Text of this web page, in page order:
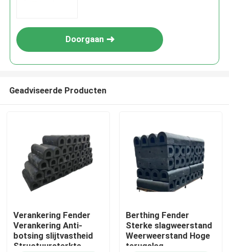
Thuis
Producten
Doorgaan
Geadviseerde Producten
Verankering Fender
Verankering Anti-
botsing slijtvastheid
Structuursterkte
Berthing Fender
Sterke slagweerstand
Weerweerstand Hoge
terugslag